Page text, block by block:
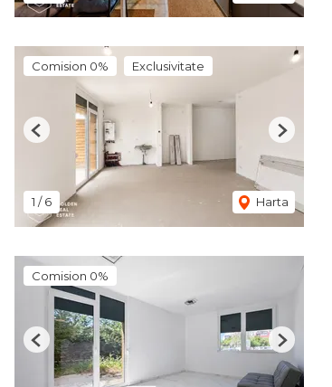
Comision 0% Exclusivitate
1 /6 Harta
Previous Next
Comision 0%
Previous Next